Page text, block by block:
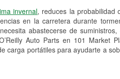
invernal, reduces la probabilidad
en la carretera durante
abastecerse de
Auto Parts en 101 Market
carga portátiles para ayudarte a